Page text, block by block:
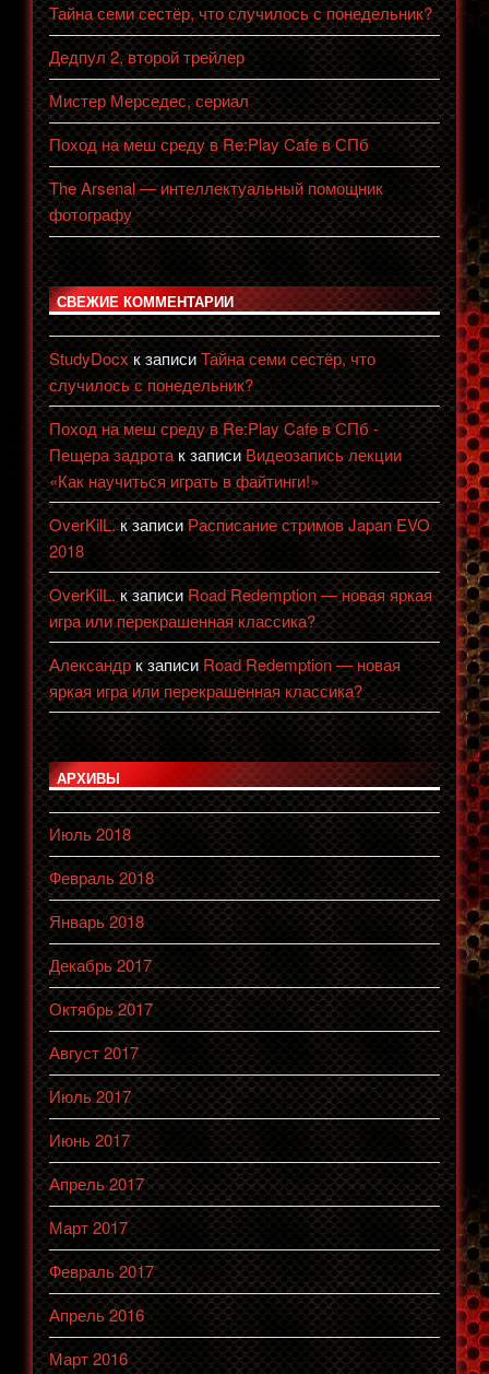
Тайна семи сестёр, что случилось с понедельник?
Дедпул 2, второй трейлер
Мистер Мерседес, сериал
Поход на меш среду в Re:Play Cafe в СПб
The Arsenal — интеллектуальный помощник
фотографу
СВЕЖИЕ КОММЕНТАРИИ
StudyDocxк записиТайна семи сестёр, что
случилось с понедельник?
Поход на меш среду в Re:Play Cafe в СПб -
Пещера задрота к записиВидеозапись лекции
«Как научиться играть в файтинги!»
OverKilL.к записиРасписание стримов Japan EVO
2018
OverKilL.к записиRoad Redemption — новая яркая
игра или перекрашенная классика?
Александрк записи Road Redemption — новая
яркая игра или перекрашенная классика?
АРХИВЫ
Июль 2018
Февраль 2018
Январь 2018
Декабрь 2017
Октябрь 2017
Август 2017
Июль 2017
Июнь 2017
Апрель 2017
Март 2017
Февраль 2017
Апрель 2016
Март 2016